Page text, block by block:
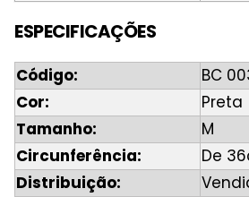
ESPECIFICAÇÕES
Código:
BC
Cor:
Preta
Tamanho:
M
Circunferência:
De
Distribuição: